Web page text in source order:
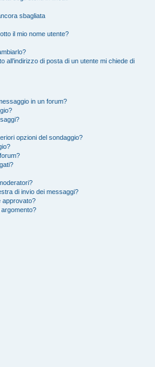
sbagliata
il mio nome utente?
all’indirizzo di posta di un utente mi chiede di
in un forum?
opzioni del sondaggio?
di invio dei messaggi?
approvato?